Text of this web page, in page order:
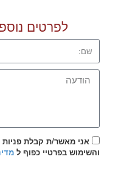
לפרטים
אני מאשר/ת קבלת פניות
והשימוש בפרטיי כפוף ל